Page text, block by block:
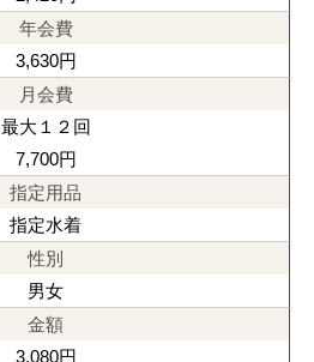
3,630円
最大１２回
7,700円
指定水着
男女
3,080円